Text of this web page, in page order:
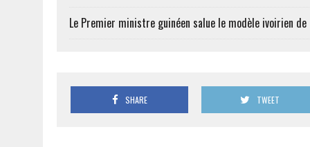
Le Premier ministre guinéen salue le modèle ivoirien de
SHARE TWEET